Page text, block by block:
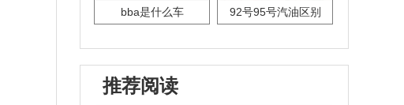
bba是什么车 92号95号汽油区别
推荐阅读